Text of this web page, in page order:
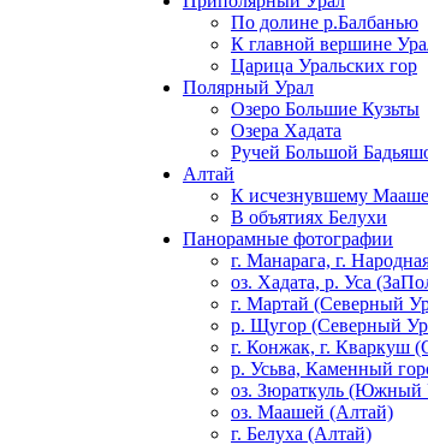
По долине р.Балбанью
К главной вершине
Царица Уральских гор
Полярный Урал
Озеро Большие Кузьты
Озера Хадата
Ручей Большой
Алтай
К исчезнувшему
В объятиях Белухи
Панорамные фотографии
г. Манарага, г.
оз. Хадата, р. Уса
г. Мартай (Северный
р. Щугор (Северный
г. Конжак, г. Кваркуш
р. Усьва, Каменный
оз. Зюраткуль (Южный
оз. Маашей (Алтай)
г. Белуха (Алтай)